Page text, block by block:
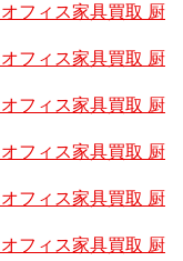
フィス家具買取 厨
フィス家具買取 厨
フィス家具買取 厨
フィス家具買取 厨
フィス家具買取 厨
フィス家具買取 厨